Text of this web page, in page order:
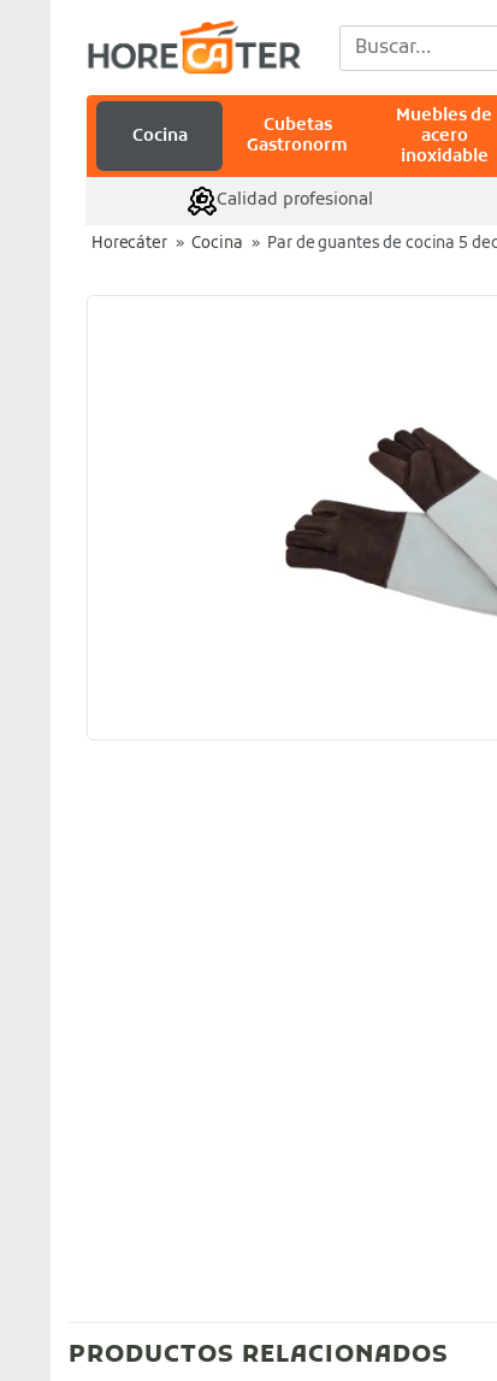
contenido
Buscar
por:
Cocina
Cubetas
Gastronorm
Muebles de
acero
inoxidable
Calidad profesional
Horecáter » Cocina » Par de guantes de cocina 5
PRODUCTOS RELACIONADOS